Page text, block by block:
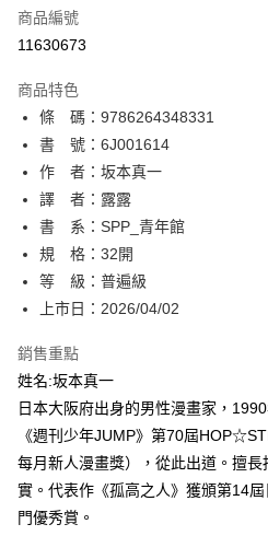
超商取貨付款
相關說明
【關於「AFTEE先享後付」】
AFTEE先享後付是「在收到商品之後才付
便利好安心！
１．簡單：不需註冊會員、不需綁卡、不
２．便利：只要手機號碼，簡訊認證，即
３．安心：先確認商品／服務後，再付款。
【「AFTEE先享後付」結帳流程】
１．於結帳方式選擇「AFTEE先享後付」
結帳頁面，進行簡訊認證並確認金額後，
２．訂單成立數日內，您將收到繳費通知
ATM／網路銀行／等多元方式進行付款，
※ 請注意：結帳手續完成當下不需立刻繳
購買商品的店家。未經商家同意取消之訂
後付繳納相關費用。
※ 交易是否成功請以「AFTEE先享後付
是否繳費成功／繳費後需取消欲退款等
【注意事項】
ATM付款
運送方式
全家取貨付款
每筆NT$80，滿NT$500(含以上)免運
付款後全家取貨
每筆NT$80，滿NT$500(含以上)免運
付款後萊爾富取貨
每筆NT$80，滿NT$500(含以上)免
7-11取貨付款
商品編號
11630673
商品特色
條 碼：9786264348331
書 號：6J001614
作 者：坂本真一
譯 者：露露
書 系：SPP_青年館
規 格：32開
等 級：普遍級
上市日：2026/04/02
銷售重點
姓名:坂本真一
日本大阪府出身的男性漫畫家，
《週刊少年JUMP》第70屆
每月新人漫畫獎），從此出道。擅
實。代表作《孤高之人》獲頒第14
門優秀賞。